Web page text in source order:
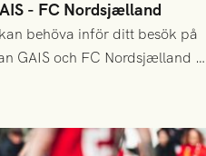
- FC Nordsjælland
behöva inför ditt besök på
GAIS och FC Nordsjælland i
kl 19.00 på torsdag